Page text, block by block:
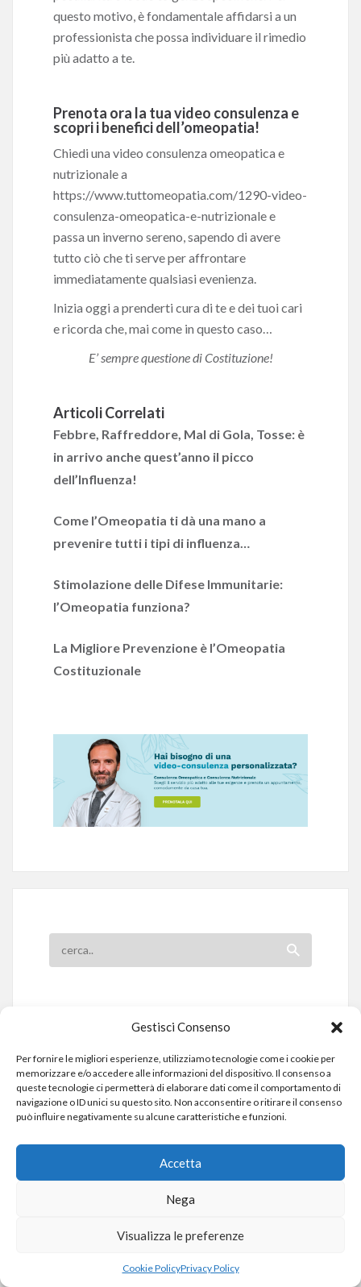
Gestisci Consenso
Per fornire le migliori esperienze, utilizziamo tecnologie come i cookie per
memorizzare e/o accedere alle informazioni del dispositivo. Il consenso a
queste tecnologie ci permetterà di elaborare dati come il comportamento di
navigazione o ID unici su questo sito. Non acconsentire o ritirare il consenso
può influire negativamente su alcune caratteristiche e funzioni.
Accetta
Nega
Visualizza le preferenze
Cookie PolicyPrivacy Policy
questo motivo, è fondamentale affidarsi a un
professionista che possa individuare il rimedio
più adatto a te.
Prenota ora la tua video consulenza e
scopri i benefici dell’omeopatia!
Chiedi una video consulenza omeopatica e
nutrizionale a
https://www.tuttomeopatia.com/1290-video-
consulenza-omeopatica-e-nutrizionalee
passa un inverno sereno, sapendo di avere
tutto ciò che ti serve per affrontare
immediatamente qualsiasi evenienza.
Inizia oggi a prenderti cura di te e dei tuoi cari
e ricorda che, mai come in questo caso…
E’ sempre questione di Costituzione!
Articoli Correlati
Febbre, Raffreddore, Mal di Gola, Tosse: è
in arrivo anche quest’anno il picco
dell’Influenza!
Come l’Omeopatia ti dà una mano a
prevenire tutti i tipi di influenza…
Stimolazione delle Difese Immunitarie:
l’Omeopatia funziona?
La Migliore Prevenzione è l’Omeopatia
Costituzionale
DR. DARIO LEONARDO DINOI
FARMACISTA